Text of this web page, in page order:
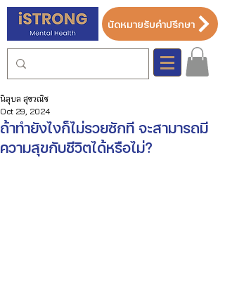
นัดหมายรับคำปรึกษา
ถ้าทำยังไงก็ไม่รวยซักที จะสามารถมี
ความสุขกับชีวิตได้หรือไม่?
นิลุบล สุขวณิช
Oct 29, 2024